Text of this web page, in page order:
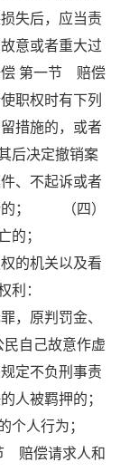
失后，应当责
意或者重大过
偿 第一节 赔偿
职权时有下列
措施的，或者
后决定撤销案
、不起诉或者
的； （四）
死亡的；
的机关以及看
的权利：
，原判罚金、
自己故意作虚
定不负刑事责
人被羁押的；
人行为；
赔偿请求人和